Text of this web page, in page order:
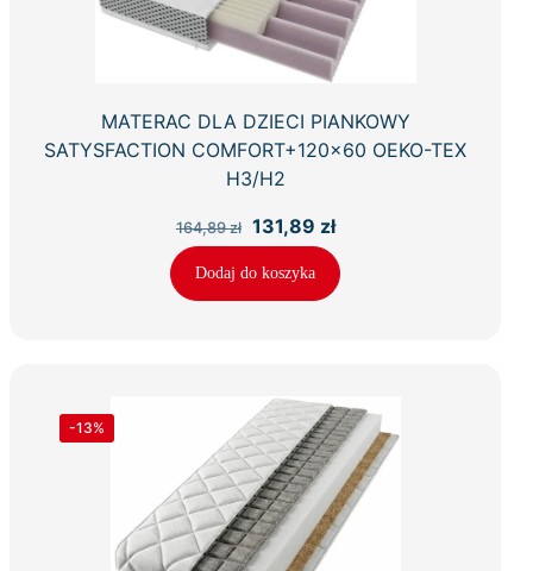
MATERAC DLA DZIECI PIANKOWY
SATYSFACTION COMFORT+120×60 OEKO-TEX
H3/H2
164,89zł
Pierwotna
cena
wynosiła:
164,89 zł.
131,89 złAktualna
wynosi:
131,89 zł.
Dodaj do koszyka
-13%